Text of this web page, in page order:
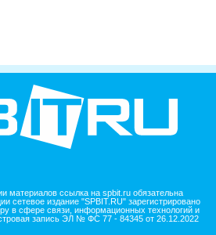
материалов ссылка на spbit.ru обязательна
сетевое издание "SPBIT.RU" зарегистрировано
в сфере связи, информационных технологий и
запись ЭЛ № ФС 77 - 84345 от 26.12.2022